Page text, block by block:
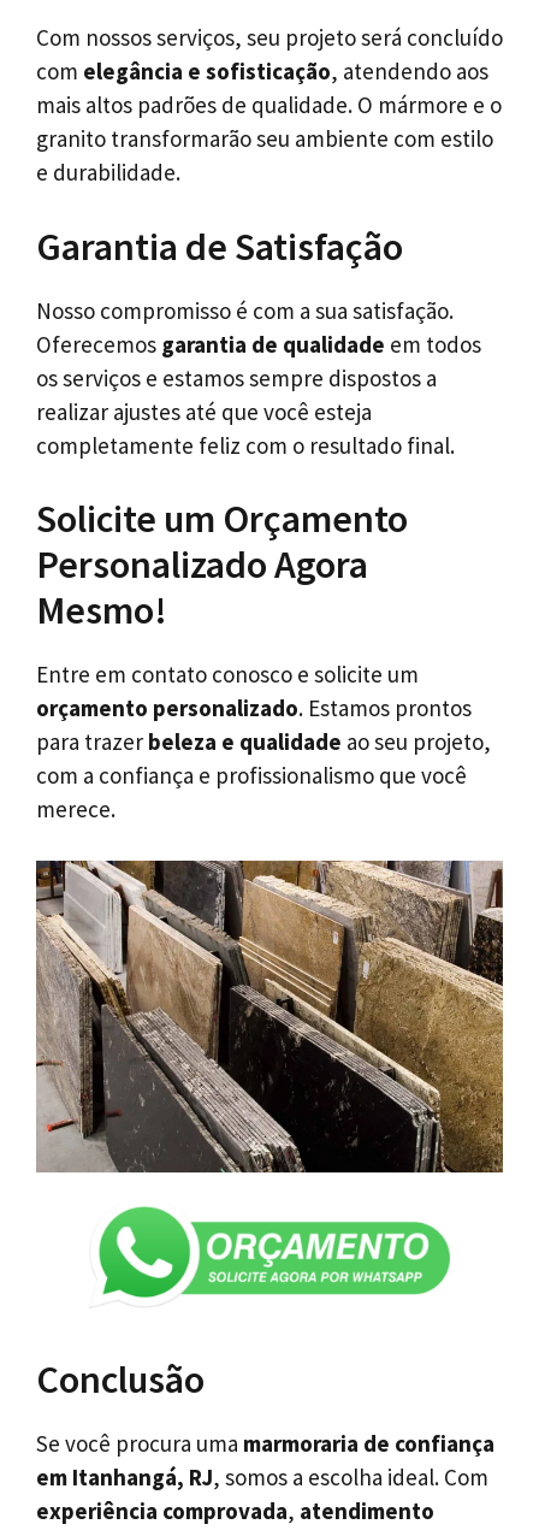
Com nossos serviços, seu projeto será concluído
com elegância e sofisticação, atendendo aos
mais altos padrões de qualidade. O mármore e o
granito transformarão seu ambiente com estilo
e durabilidade.
Garantia de Satisfação
Nosso compromisso é com a sua satisfação.
Oferecemos garantia de qualidade em todos
os serviços e estamos sempre dispostos a
realizar ajustes até que você esteja
completamente feliz com o resultado final.
Solicite um Orçamento
Personalizado Agora
Mesmo!
Entre em contato conosco e solicite um
orçamento personalizado. Estamos prontos
para trazer beleza e qualidade ao seu projeto,
com a confiança e profissionalismo que você
merece.
Conclusão
Se você procura uma marmoraria de confiança
em Itanhangá, RJ, somos a escolha ideal. Com
experiência comprovada, atendimento